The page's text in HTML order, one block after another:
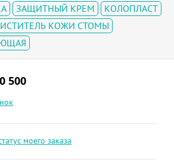
ЗАЩИТНЫЙ КРЕМ
КОЛОПЛАСТ
КОЖИ СТОМЫ
500
моего заказа